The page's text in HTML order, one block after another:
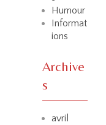
Humour
Informat
ions
Archive
s
avril